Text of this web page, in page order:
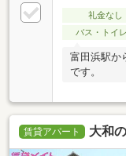
礼金なし
バス・トイ
富田浜駅か
です。
賃貸アパート 大和